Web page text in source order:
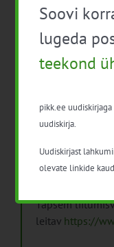
Pikk.ee
Isikuandmeid
Täpsem
leitav https://
Soovi
lugeda
teekond
pikk.ee
uudiskirja.
Uudiskirjast
olevate linkide